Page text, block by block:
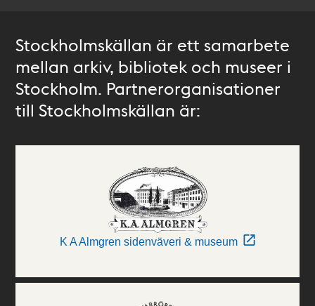
Stockholmskällan är ett samarbete
mellan arkiv, bibliotek och museer i
Stockholm. Partnerorganisationer
till Stockholmskällan är:
K A Almgren sidenväveri & museum